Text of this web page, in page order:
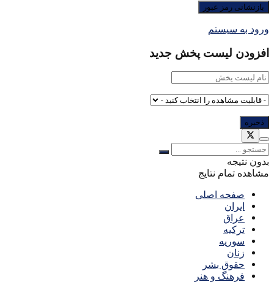
ورود به سیستم
افزودن لیست پخش جدید
بدون نتیجه
مشاهده تمام نتایج
صفحه اصلی
ایران
عراق
ترکیه
سوریه
زنان
حقوق بشر
فرهنگ و هنر